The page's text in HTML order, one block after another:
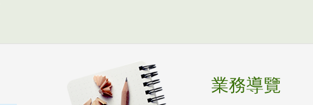
業務導覽